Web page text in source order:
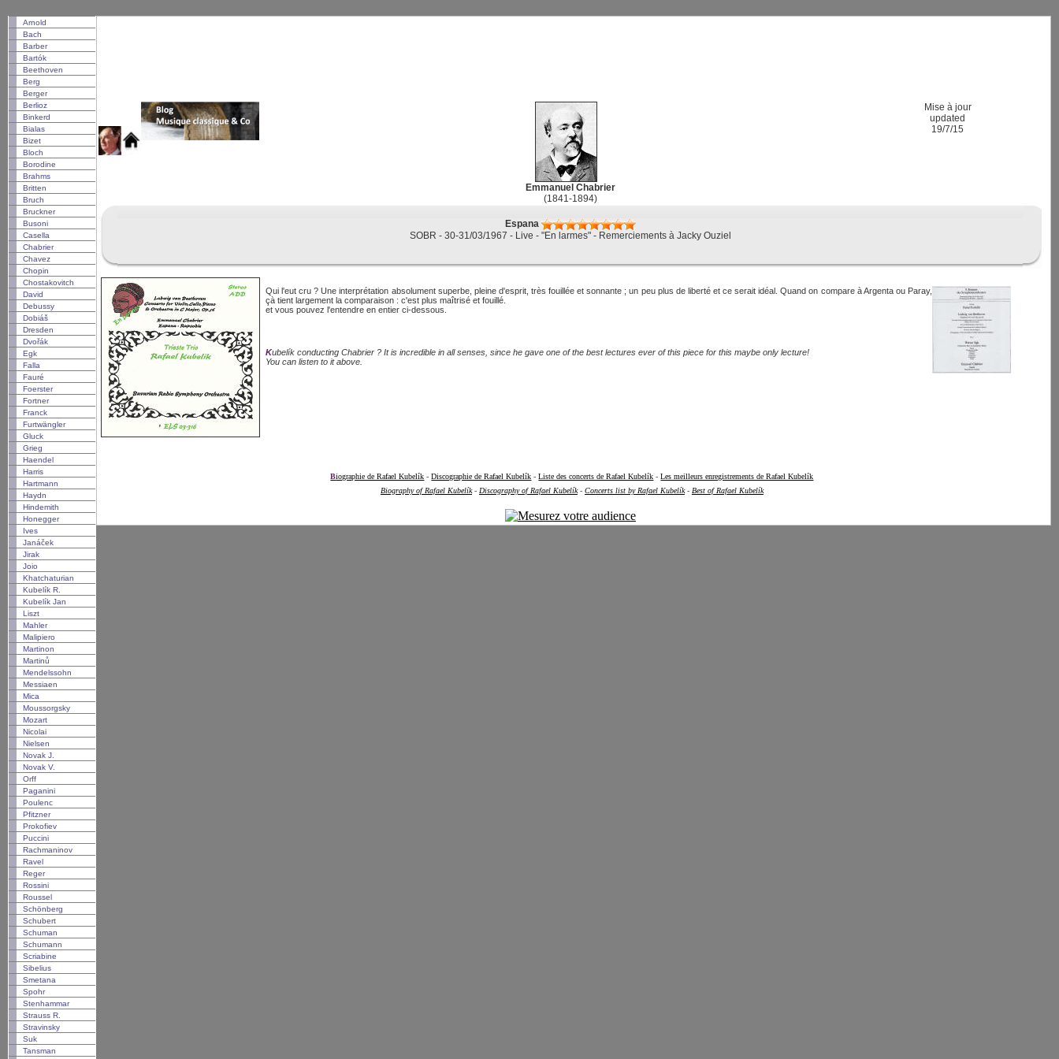
Arnold
Bach
Barber
Bartók
Beethoven
Berg
Berger
Berlioz
Binkerd
Bialas
Bizet
Bloch
Borodine
Brahms
Britten
Bruch
Bruckner
Busoni
Casella
Chabrier
Chavez
Chopin
Chostakovitch
David
Debussy
Dobiáš
Dresden
Dvořák
Egk
Falla
Fauré
Foerster
Fortner
Franck
Furtwängler
Gluck
Grieg
Haendel
Harris
Hartmann
Haydn
Hindemith
Honegger
Ives
Janáček
Jirak
Joio
Khatchaturian
Kubelík R.
Kubelík Jan
Liszt
Mahler
Malipiero
Martinon
Martinů
Mendelssohn
Messiaen
Mica
Moussorgsky
Mozart
Nicolai
Nielsen
Novak J.
Novak V.
Orff
Paganini
Poulenc
Pfitzner
Prokofiev
Puccini
Rachmaninov
Ravel
Reger
Rossini
Roussel
Schönberg
Schubert
Schuman
Schumann
Scriabine
Sibelius
Smetana
Spohr
Stenhammar
Strauss R.
Stravinsky
Suk
Tansman
Mise à jour
updated
19/7/15
Emmanuel Chabrier
(1841-1894)
Espana
SOBR - 30-31/03/1967 - Live - "En larmes" - Remerciements à Jacky Ouziel
Qui l'eut cru ? Une interprétation absolument superbe, pleine d'esprit, très fouillée et sonnante ; un peu plus de liberté et ce serait idéal. Quand on compare à Argenta ou Paray,
çà tient largement la comparaison : c'est plus maîtrisé et fouillé.
et vous pouvez l'entendre en entier ci-dessous.
Kubelík conducting Chabrier ? It is incredible in all senses, since he gave one of the best lectures ever of this piece for this maybe only lecture!
You can listen to it above.
Biographie de Rafael Kubelík -Discographie de Rafael Kubelík -Liste des concerts de Rafael Kubelík -Les meilleurs enregistrements de Rafael Kubelík
Biography of Rafael Kubelík- Discography of Rafael Kubelík- Concerts list by Rafael Kubelík- Best of Rafael Kubelík